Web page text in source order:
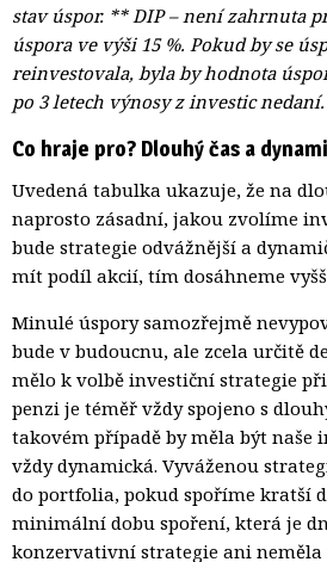
stav úspor. ** DIP – není zahrnuta
úspora ve výši 15 %. Pokud by se
reinvestovala, byla by hodnota
po 3 letech výnosy z investic nedaní.
Co hraje pro? Dlouhý čas a
Uvedená tabulka ukazuje, že na
naprosto zásadní, jakou zvolíme
bude strategie odvážnější a
mít podíl akcií, tím dosáhneme
Minulé úspory samozřejmě
bude v budoucnu, ale zcela určitě
mělo k volbě investiční strategie
penzi je téměř vždy spojeno s
takovém případě by měla být naše
vždy dynamická. Vyváženou
do portfolia, pokud spoříme kratší
minimální dobu spoření, která je
konzervativní strategie ani neměla